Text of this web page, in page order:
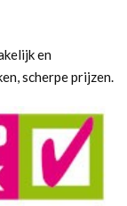
en
scherpe prijzen.